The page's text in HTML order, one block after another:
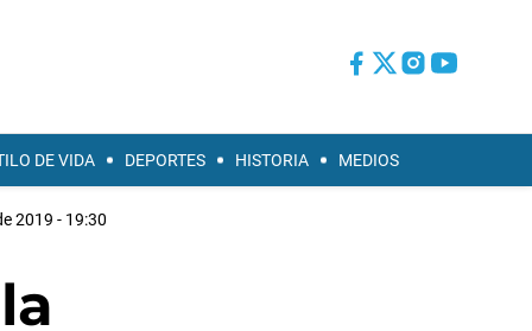
DE VIDA DEPORTES HISTORIA MEDIOS
2019 - 19:30